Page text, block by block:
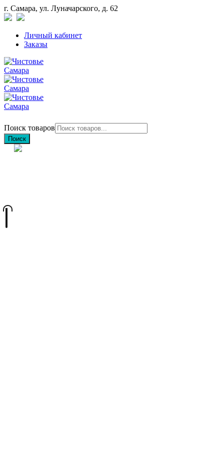
г. Самара, ул. Луначарского, д. 62
Личный кабинет
Заказы
Поиск товаров
Поиск